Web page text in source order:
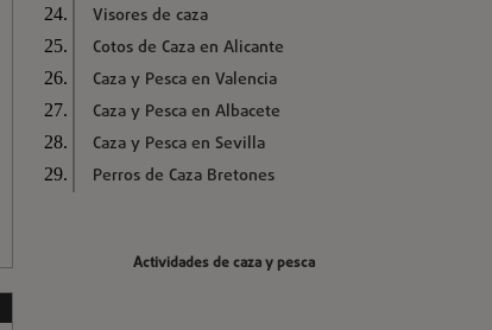
Visores de caza
Cotos de Caza en Alicante
Caza y Pesca en Valencia
Caza y Pesca en Albacete
Caza y Pesca en Sevilla
Perros de Caza Bretones
Actividades de caza y pesca